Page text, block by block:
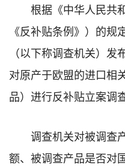
根据《中华人民共
《反补贴条例》）的
（以下称调查机关）
对原产于欧盟的进口相
品）进行反补贴立案调查
调查机关对被调查
额、被调查产品是否对